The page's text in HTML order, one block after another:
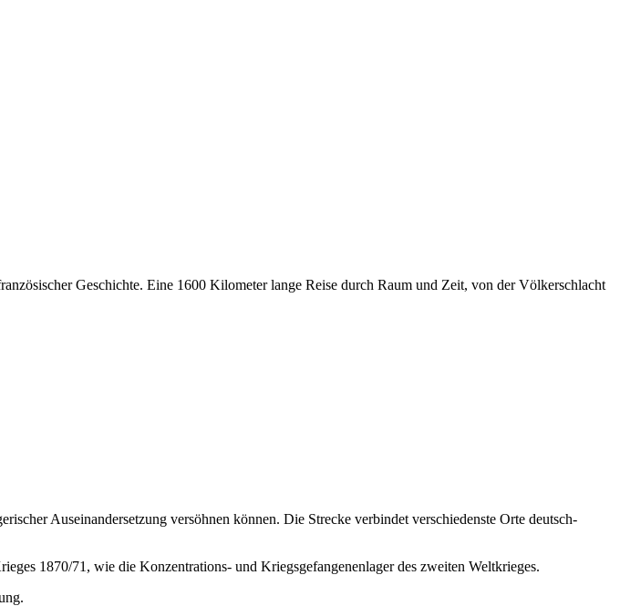
Geschichte. Eine 1600 Kilometer lange Reise durch Raum und Zeit, von der Völkerschlacht
Auseinandersetzung versöhnen können. Die Strecke verbindet verschiedenste Orte deutsch-
1870/71, wie die Konzentrations- und Kriegsgefangenenlager des zweiten Weltkrieges.